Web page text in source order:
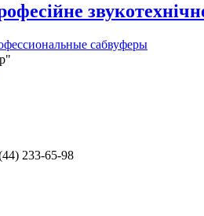
сабвуферы
233-65-98